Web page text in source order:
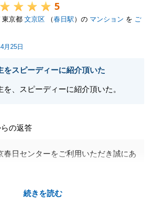
す。
関してのご質問やご相談などがござい
でもお気軽にご連絡下さいませ。
も弊社を末永くご愛顧賜りますよう、
5
東京都 文京区 （春日駅）の マンション を ご
月25日
をスピーディーに紹介頂いた
を、スピーディーに紹介頂いた。
続きを読む
の返答
春日センターをご利用いただき誠にあ